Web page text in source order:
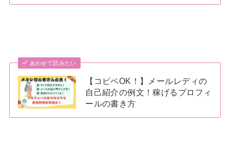
あわせて読みたい
【コピペOK！】メールレディの
自己紹介の例文！稼げるプロフィ
ールの書き方